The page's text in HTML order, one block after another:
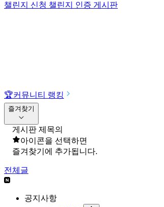
챌린지 신청 챌린지 인증 게시판
🏆커뮤니티 랭킹
즐겨찾기
게시판 제목의
아이콘을 선택하면
즐겨찾기에 추가됩니다.
전체글
공지사항